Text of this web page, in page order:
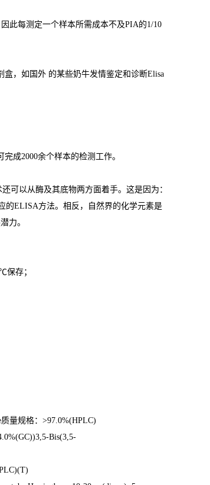
因此每测定一个样本所需成本不及PIA的1/10
盒，如国外 的某些奶牛发情鉴定和诊断Elisa
完成2000余个样本的检测工作。
还可以从酶及其底物两方面着手。这是因为：
的ELISA方法。相反，自然界的化学元素是
力。
保存；
质量规格： >97.0%(HPLC)
Bis(3,5-